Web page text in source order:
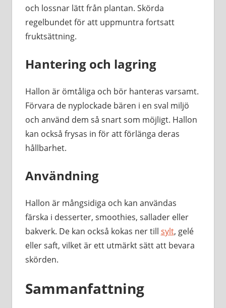
och lossnar lätt från plantan. Skörda
regelbundet för att uppmuntra fortsatt
fruktsättning.
Hantering och lagring
Hallon är ömtåliga och bör hanteras varsamt.
Förvara de nyplockade bären i en sval miljö
och använd dem så snart som möjligt. Hallon
kan också frysas in för att förlänga deras
hållbarhet.
Användning
Hallon är mångsidiga och kan användas
färska i desserter, smoothies, sallader eller
bakverk. De kan också kokas ner till sylt, gelé
eller saft, vilket är ett utmärkt sätt att bevara
skörden.
Sammanfattning